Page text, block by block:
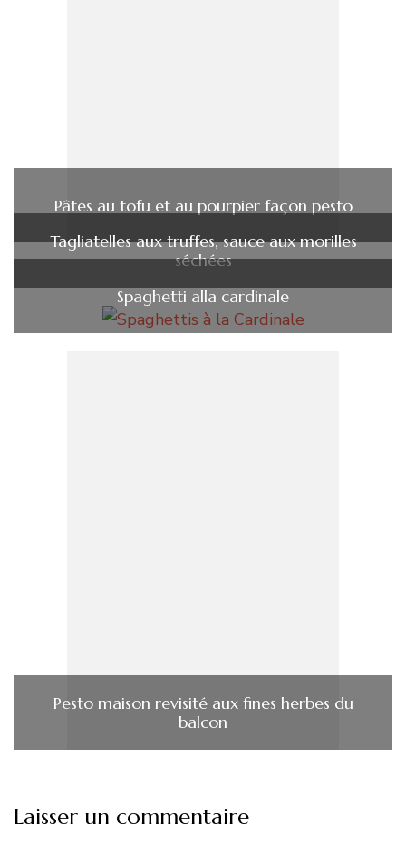
Pâtes au tofu et au pourpier façon pesto
Tagliatelles aux truffes, sauce aux morilles
séchées
Spaghetti alla cardinale
Pesto maison revisité aux fines herbes du
balcon
Laisser un commentaire